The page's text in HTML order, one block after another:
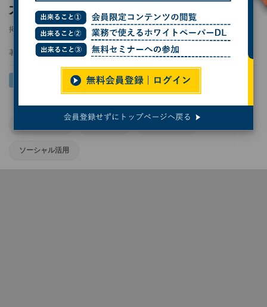
大手・パルが進めるSNS戦略とは
掲載日 2025/05/28 09:00
著者： エースラッシュ
ソーシャル活用